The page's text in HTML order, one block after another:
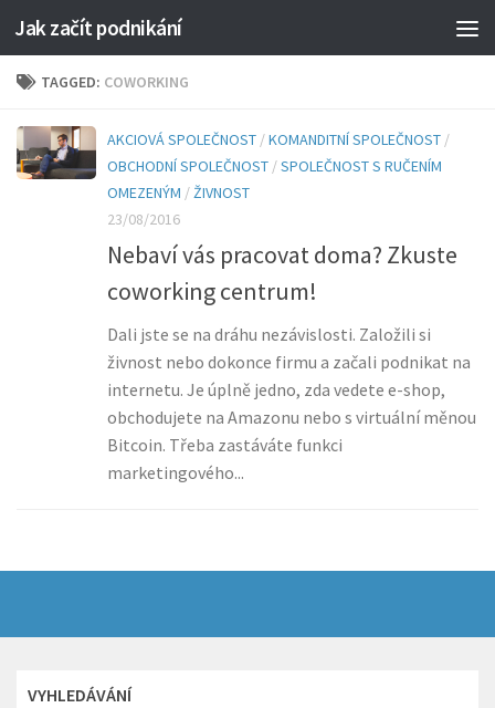
Jak začít podnikání
TAGGED: COWORKING
AKCIOVÁ SPOLEČNOST /KOMANDITNÍ SPOLEČNOST /
OBCHODNÍ SPOLEČNOST /SPOLEČNOST S RUČENÍM
OMEZENÝM /ŽIVNOST
23/08/2016
Nebaví vás pracovat doma? Zkuste
coworking centrum!
Dali jste se na dráhu nezávislosti. Založili si
živnost nebo dokonce firmu a začali podnikat na
internetu. Je úplně jedno, zda vedete e-shop,
obchodujete na Amazonu nebo s virtuální měnou
Bitcoin. Třeba zastáváte funkci
marketingového...
VYHLEDÁVÁNÍ